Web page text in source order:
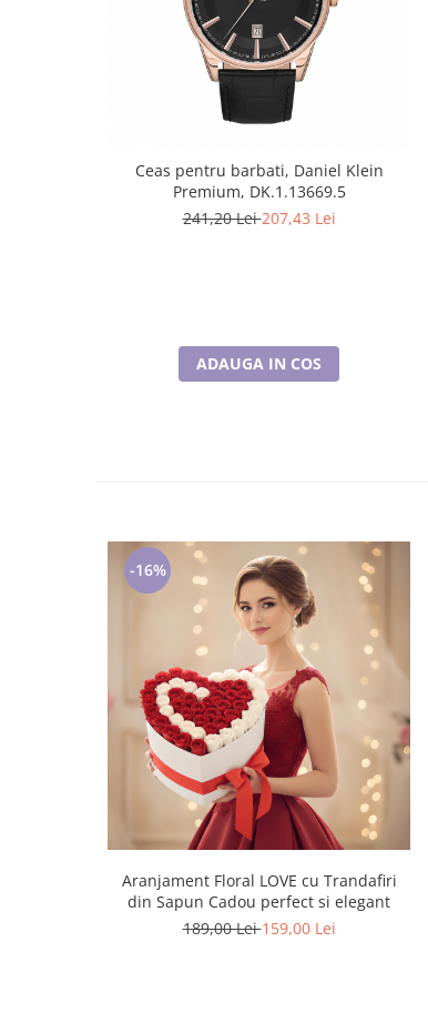
Ceas pentru barbati, Daniel Klein
Premium, DK.1.13669.5
241,20 Lei207,43 Lei
ADAUGA IN COS
-16%
Aranjament Floral LOVE cu Trandafiri
din Sapun Cadou perfect si elegant
189,00 Lei159,00 Lei